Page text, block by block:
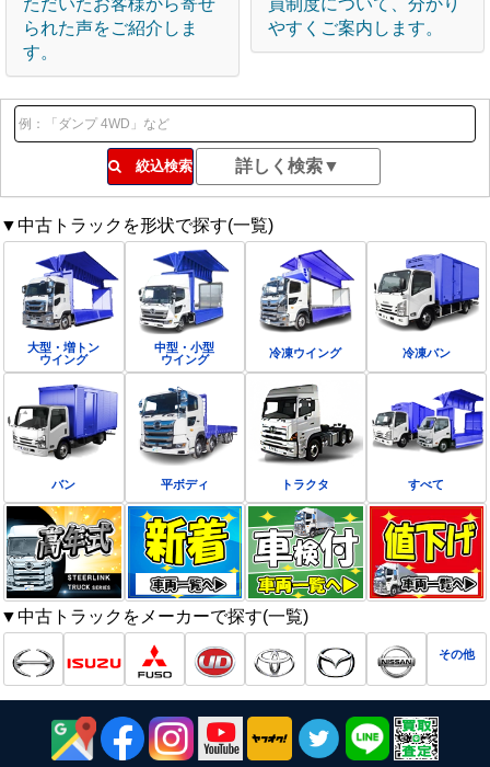
られた声をご紹介しま
す。
やすくご案内します。
絞込検索
▼中古トラックを形状で探す(一覧)
大型・増トン
ウイング
中型・小型
ウイング
冷凍ウイング 冷凍バン
バン 平ボディ トラクタ すべて
▼中古トラックをメーカーで探す(一覧)
その他